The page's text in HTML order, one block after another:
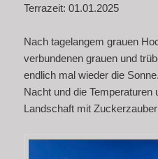
Terrazeit: 01.01.2025
Nach tagelangem grauen
verbundenen grauen und
endlich mal wieder die
Nacht und die Temperaturen
Landschaft mit